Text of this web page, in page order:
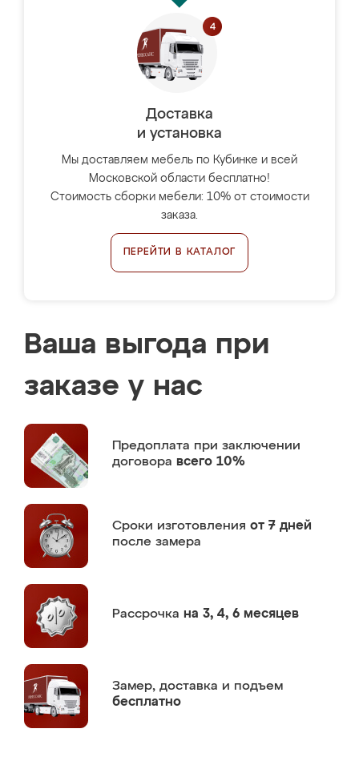
Доставка
и установка
Мы доставляем мебель по Кубинке и всей
Московской области бесплатно!
Стоимость сборки мебели: 10% от стоимости
заказа.
ПЕРЕЙТИ В КАТАЛОГ
Ваша выгода при
заказе у нас
Предоплата при заключении
договора всего 10%
Сроки изготовления от 7 дней
после замера
Рассрочка на 3, 4, 6 месяцев
Замер, доставка и подъем
бесплатно